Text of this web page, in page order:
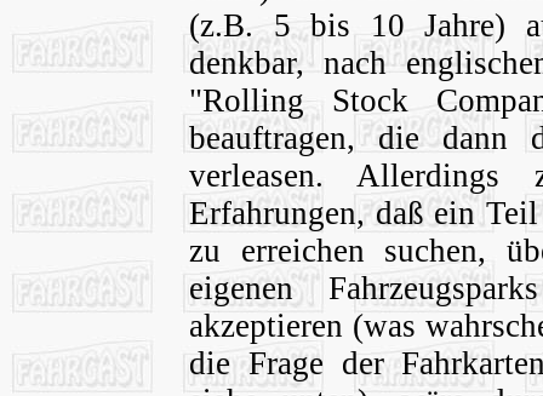
(z.B. 5 bis 10 Jahre)
denkbar, nach
"Rolling Stock
beauftragen, die dann
verleasen. Allerdings
Erfahrungen, daß ein
zu erreichen suchen,
eigenen
akzeptieren (was
die Frage der